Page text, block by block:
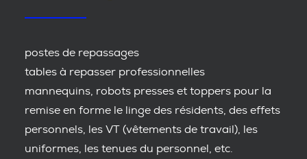
postes de repassages
tables à repasser professionnelles
mannequins, robots presses et toppers pour la
remise en forme le linge des résidents, des effets
personnels, les VT (vêtements de travail), les
uniformes, les tenues du personnel, etc.